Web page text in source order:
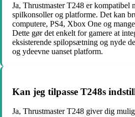
Ja, Thrustmaster T248 er kompatibel
spilkonsoller og platforme. Det kan
computere, PS4, Xbox One og
Dette gør det enkelt for gamere at
eksisterende spilopsætning og nyde
og ydeevne uanset platform.
Kan jeg tilpasse T248s
Ja, Thrustmaster T248 giver dig